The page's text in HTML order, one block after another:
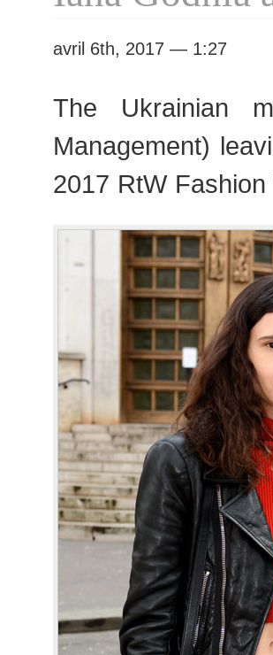
avril 6th, 2017 — 1:27
The Ukrainian
Management)
2017 RtW